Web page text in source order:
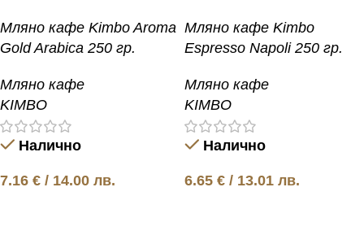
Мляно кафе Kimbo Aroma
Gold Arabica 250 гр.
Мляно кафе
KIMBO
Налично
7.16 € / 14.00 лв.
Мляно кафе Kimbo
Espresso Napoli 250 гр.
Мляно кафе
KIMBO
Налично
6.65 € / 13.01 лв.